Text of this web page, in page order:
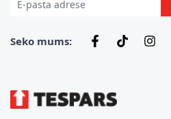
Seko mums: